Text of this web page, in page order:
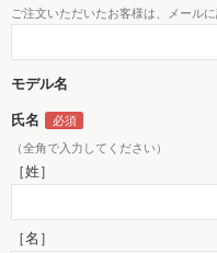
ご注文いただいたお客様は、メール
モデル名
氏名
（全角で入力してください）
［姓］
［名］